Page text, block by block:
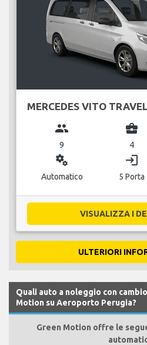
MERCEDES VITO
group
9
business_center
4
miscellaneous_services
Automatico
login
5 Porta
VISUALIZZA I
ULTERIORI
Quali auto a noleggio con
Motion su Aeroporto Perugia?
Green Motion offre le